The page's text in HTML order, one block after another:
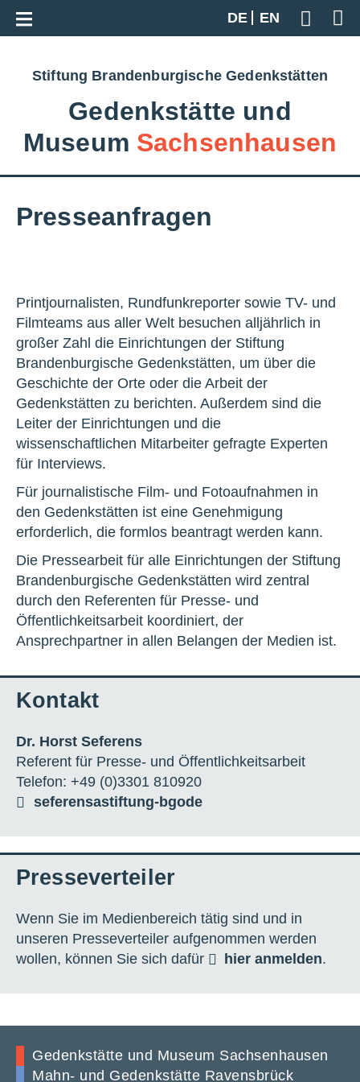
DE
EN
Geben
Zur Gesamtübersicht
Stiftung Brandenburgische Gedenkstätten
Gedenkstätte und
Museum Sachsenhausen
Presseanfragen
Printjournalisten, Rundfunkreporter sowie TV- und
Filmteams aus aller Welt besuchen alljährlich in
großer Zahl die Einrichtungen der Stiftung
Brandenburgische Gedenkstätten, um über die
Geschichte der Orte oder die Arbeit der
Gedenkstätten zu berichten. Außerdem sind die
Leiter der Einrichtungen und die
wissenschaftlichen Mitarbeiter gefragte Experten
für Interviews.
Für journalistische Film- und Fotoaufnahmen in
den Gedenkstätten ist eine Genehmigung
erforderlich, die formlos beantragt werden kann.
Die Pressearbeit für alle Einrichtungen der Stiftung
Brandenburgische Gedenkstätten wird zentral
durch den Referenten für Presse- und
Öffentlichkeitsarbeit koordiniert, der
Ansprechpartner in allen Belangen der Medien ist.
Kontakt
Dr. Horst Seferens
Referent für Presse- und Öffentlichkeitsarbeit
Telefon: +49 (0)3301 810920
seferensastiftung-bgode
Presseverteiler
Wenn Sie im Medienbereich tätig sind und in
unseren Presseverteiler aufgenommen werden
wollen, können Sie sich dafür
hier anmelden.
Gedenkstätte und Museum Sachsenhausen
Mahn- und Gedenkstätte Ravensbrück